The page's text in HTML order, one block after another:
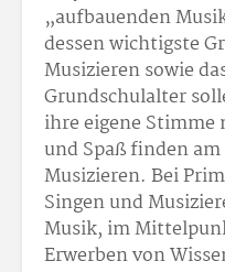
„aufbauenden
dessen wichtigste
Musizieren sowie
Grundschulalter
ihre eigene Stimme
und Spaß finden
Musizieren. Bei
Singen und
Musik, im
Erwerben von